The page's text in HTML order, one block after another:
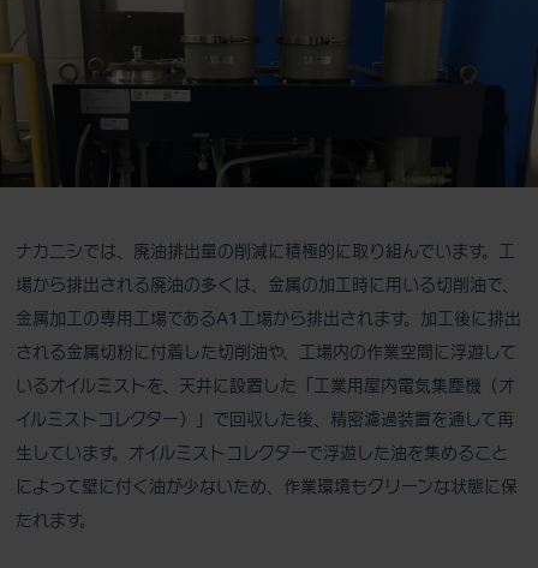
ナカニシでは、廃油排出量の削減に積極的に取り組んでいます。工
場から排出される廃油の多くは、金属の加工時に用いる切削油で、
金属加工の専用工場であるA1工場から排出されます。加工後に排出
される金属切粉に付着した切削油や、工場内の作業空間に浮遊して
いるオイルミストを、天井に設置した「工業用屋内電気集塵機（オ
イルミストコレクター）」で回収した後、精密濾過装置を通して再
生しています。オイルミストコレクターで浮遊した油を集めること
によって壁に付く油が少ないため、作業環境もクリーンな状態に保
たれます。